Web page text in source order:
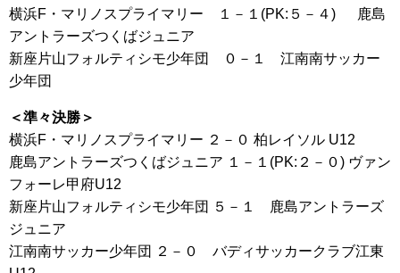
横浜F・マリノスプライマリー １－１(PK:５－４) 鹿島
アントラーズつくばジュニア
新座片山フォルティシモ少年団 ０－１ 江南南サッカー
少年団
＜準々決勝＞
横浜F・マリノスプライマリー ２－０ 柏レイソル U12
鹿島アントラーズつくばジュニア １－１(PK:２－０) ヴァン
フォーレ甲府U12
新座片山フォルティシモ少年団 ５－１ 鹿島アントラーズ
ジュニア
江南南サッカー少年団 ２－０ バディサッカークラブ江東